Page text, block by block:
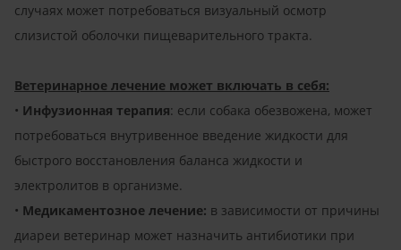
случаях может потребоваться визуальный осмотр
слизистой оболочки пищеварительного тракта.
Ветеринарное лечение может включать в себя:
• Инфузионная терапия: если собака обезвожена, может
потребоваться внутривенное введение жидкости для
быстрого восстановления баланса жидкости и
электролитов в организме.
• Медикаментозное лечение: в зависимости от причины
диареи ветеринар может назначить антибиотики при